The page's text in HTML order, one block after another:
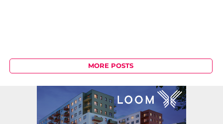
MORE POSTS